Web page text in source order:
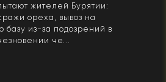
жителей Бурятии:
ореха, вывоз на
из-за подозрений в
че...